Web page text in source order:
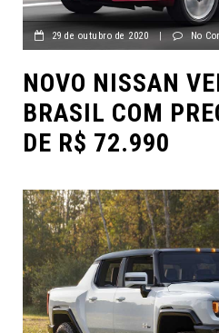
29 de outubro de 2020 | No
NOVO NISSAN
BRASIL COM
DE R$ 72.990